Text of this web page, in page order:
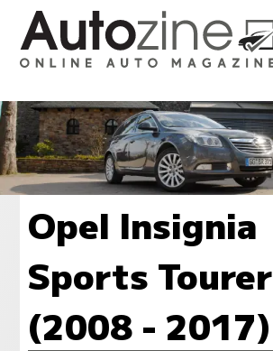
Opel Insignia
Sports Tourer
(2008 - 2017)